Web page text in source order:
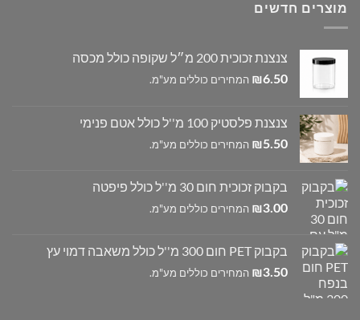
מוצרים חדשים
צנצנת זכוכית 200 מ״ל שקופה כולל מכסה
₪6.50 המחירים כוללים מע"מ.
צנצנת פלסטיק 100 מ''ל כולל אטם פנימי
₪5.50 המחירים כוללים מע"מ.
בקבוק זכוכית חום 30 מ''ל כולל פיפטה
₪3.00 המחירים כוללים מע"מ.
בקבוק PET חום 300 מ''ל כולל משאבה דמוי עץ
₪3.50 המחירים כוללים מע"מ.